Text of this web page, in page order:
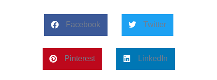
Facebook Twitter
Pinterest LinkedIn